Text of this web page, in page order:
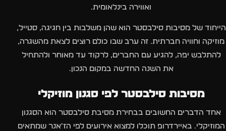
ואווירה בינלאומית.
הייחוד של מסיבות סילבסטר הוא שהן משלבות בין חגיגה, סטייל,
מוזיקה וחוויה חברתית. זה ערב שבו כולם רוצים לצאת מהשגרה,
להתלבש יפה, להגיע עם החברים, לרקוד עד מאוחר ולהתחיל
את השנה החדשה במקום הנכון.
מסיבות סילבסטר לפי סגנון מוזיקלי
אחד הדברים החשובים בבחירת מסיבת סילבסטר הוא הסגנון
המוזיקלי. באיירדרופ תוכלו למצוא אירועים לפי הז׳אנר שמתאים